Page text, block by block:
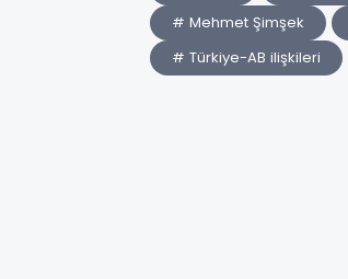
# Mehmet Şimşek
# Türkiye-AB ilişkileri